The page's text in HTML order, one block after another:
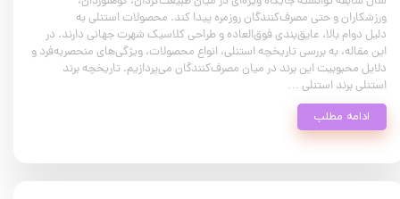
ورزشکاران و حتی مصرف‌کنندگان روزمره پیدا کند. محصولات استنلی به
دلیل دوام بالا، عایق‌بندی فوق‌العاده و طراحی کلاسیک شهرت جهانی دارند. در
این مقاله، به بررسی تاریخچه استنلی، انواع محصولات، ویژگی‌های منحصربه‌فرد و
دلایل محبوبیت این برند در میان مصرف‌کنندگان می‌پردازیم. تاریخچه برند
استنلی برند استنلی …
ادامه مطلب